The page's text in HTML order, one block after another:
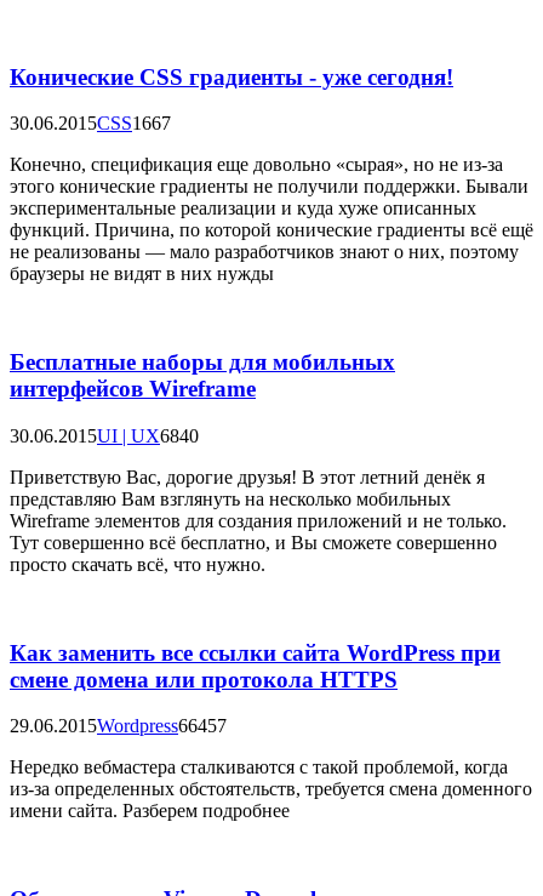
Конические CSS градиенты - уже сегодня!
30.06.2015CSS1667
Конечно, спецификация еще довольно «сырая», но не из-за
этого конические градиенты не получили поддержки. Бывали
экспериментальные реализации и куда хуже описанных
функций. Причина, по которой конические градиенты всё ещё
не реализованы — мало разработчиков знают о них, поэтому
браузеры не видят в них нужды
Бесплатные наборы для мобильных
интерфейсов Wireframe
30.06.2015UI | UX6840
Приветствую Вас, дорогие друзья! В этот летний денёк я
представляю Вам взглянуть на несколько мобильных
Wireframe элементов для создания приложений и не только.
Тут совершенно всё бесплатно, и Вы сможете совершенно
просто скачать всё, что нужно.
Как заменить все ссылки сайта WordPress при
смене домена или протокола HTTPS
29.06.2015Wordpress66457
Нередко вебмастера сталкиваются с такой проблемой, когда
из-за определенных обстоятельств, требуется смена доменного
имени сайта. Разберем подробнее